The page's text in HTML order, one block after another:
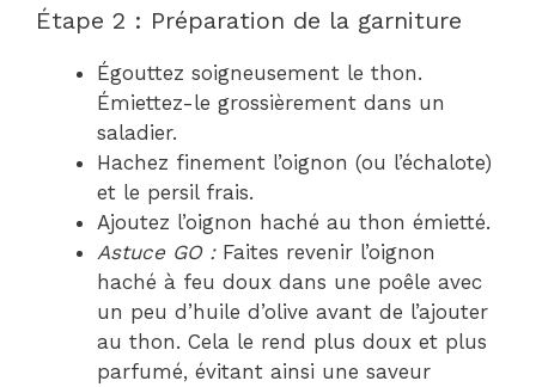
Étape 2 : Préparation de la garniture
Égouttez soigneusement le thon.
Émiettez-le grossièrement dans un
saladier.
Hachez finement l’oignon (ou l’échalote)
et le persil frais.
Ajoutez l’oignon haché au thon émietté.
Astuce GO :Faites revenir l’oignon
haché à feu doux dans une poêle avec
un peu d’huile d’olive avant de l’ajouter
au thon. Cela le rend plus doux et plus
parfumé, évitant ainsi une saveur